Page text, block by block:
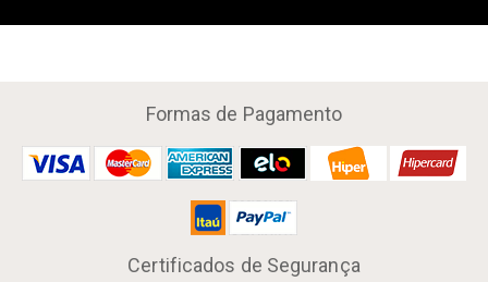
Formas de Pagamento
Certificados de Segurança